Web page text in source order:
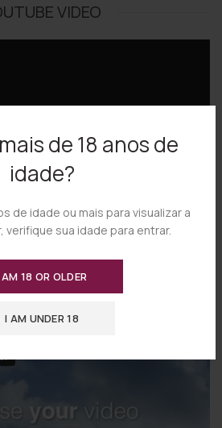
de 18 anos de
idade?
de idade ou mais para visualizar a
verifique sua idade para entrar.
AM 18 OR OLDER
I AM UNDER 18
VIDEO
ELEMENTS
VIDEO